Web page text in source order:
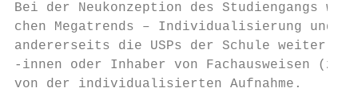
Bei der Neukonzeption des Studiengangs
chen Megatrends – Individualisierung und
andererseits die USPs der Schule weiter
-innen oder Inhaber von Fachausweisen
von der individualisierten Aufnahme.